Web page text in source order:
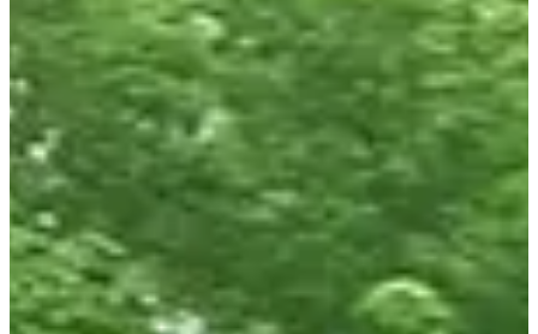
Lieu
Cercottes
45 - Loiret
Une aventure en forêt dans des tourbières avec un pont de singe, des
passages d'eau et surtout du fun ! C'est ce qui t'attend en participant
à cetrail situé dans le département du Loiret
en région Centre-Val de
Loire.
Le parcours comprend une boucle de 28 km, mêlant la découverte
de ruines et de mares, ainsi qu'une boucle de 15 km et une autre de
10 km. Et sans oublier un parcours enfants !